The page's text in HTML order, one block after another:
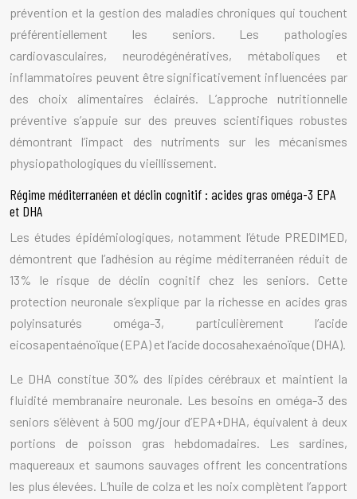
prévention et la gestion des maladies chroniques qui touchent
préférentiellement les seniors. Les pathologies
cardiovasculaires, neurodégénératives, métaboliques et
inflammatoires peuvent être significativement influencées par
des choix alimentaires éclairés. L’approche nutritionnelle
préventive s’appuie sur des preuves scientifiques robustes
démontrant l’impact des nutriments sur les mécanismes
physiopathologiques du vieillissement.
Régime méditerranéen et déclin cognitif : acides gras oméga-3 EPA
et DHA
Les études épidémiologiques, notamment l’étude PREDIMED,
démontrent que l’adhésion au régime méditerranéen réduit de
13% le risque de déclin cognitif chez les seniors. Cette
protection neuronale s’explique par la richesse en acides gras
polyinsaturés oméga-3, particulièrement l’acide
eicosapentaénoïque (EPA) et l’acide docosahexaénoïque (DHA).
Le DHA constitue 30% des lipides cérébraux et maintient la
fluidité membranaire neuronale. Les besoins en oméga-3 des
seniors s’élèvent à 500 mg/jour d’EPA+DHA, équivalent à deux
portions de poisson gras hebdomadaires. Les sardines,
maquereaux et saumons sauvages offrent les concentrations
les plus élevées. L’huile de colza et les noix complètent l’apport